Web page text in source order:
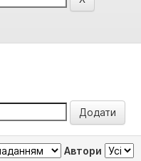
Автори